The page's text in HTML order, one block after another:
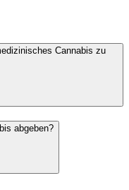
Cannabis zu
abgeben?